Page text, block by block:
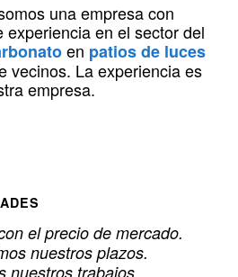
una empresa con
experiencia en el sector del
en patios de luces
vecinos. La experiencia es
empresa.
el precio de mercado.
nuestros plazos.
nuestros trabajos.